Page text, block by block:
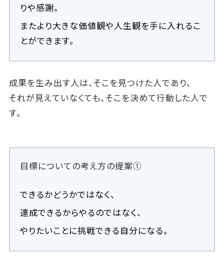
りや感謝。
またより大きな価値観や人生観を手に入れるこ
とができます。
成果を生み出す人は、そこを見つけた人であり、
それが見えていなくても、そこを決めて行動した人で
す。
目標についての考え方の提案①
できるかどうかではなく、
達成できるからやるのではなく、
やりたいことに挑戦できる自分になる。